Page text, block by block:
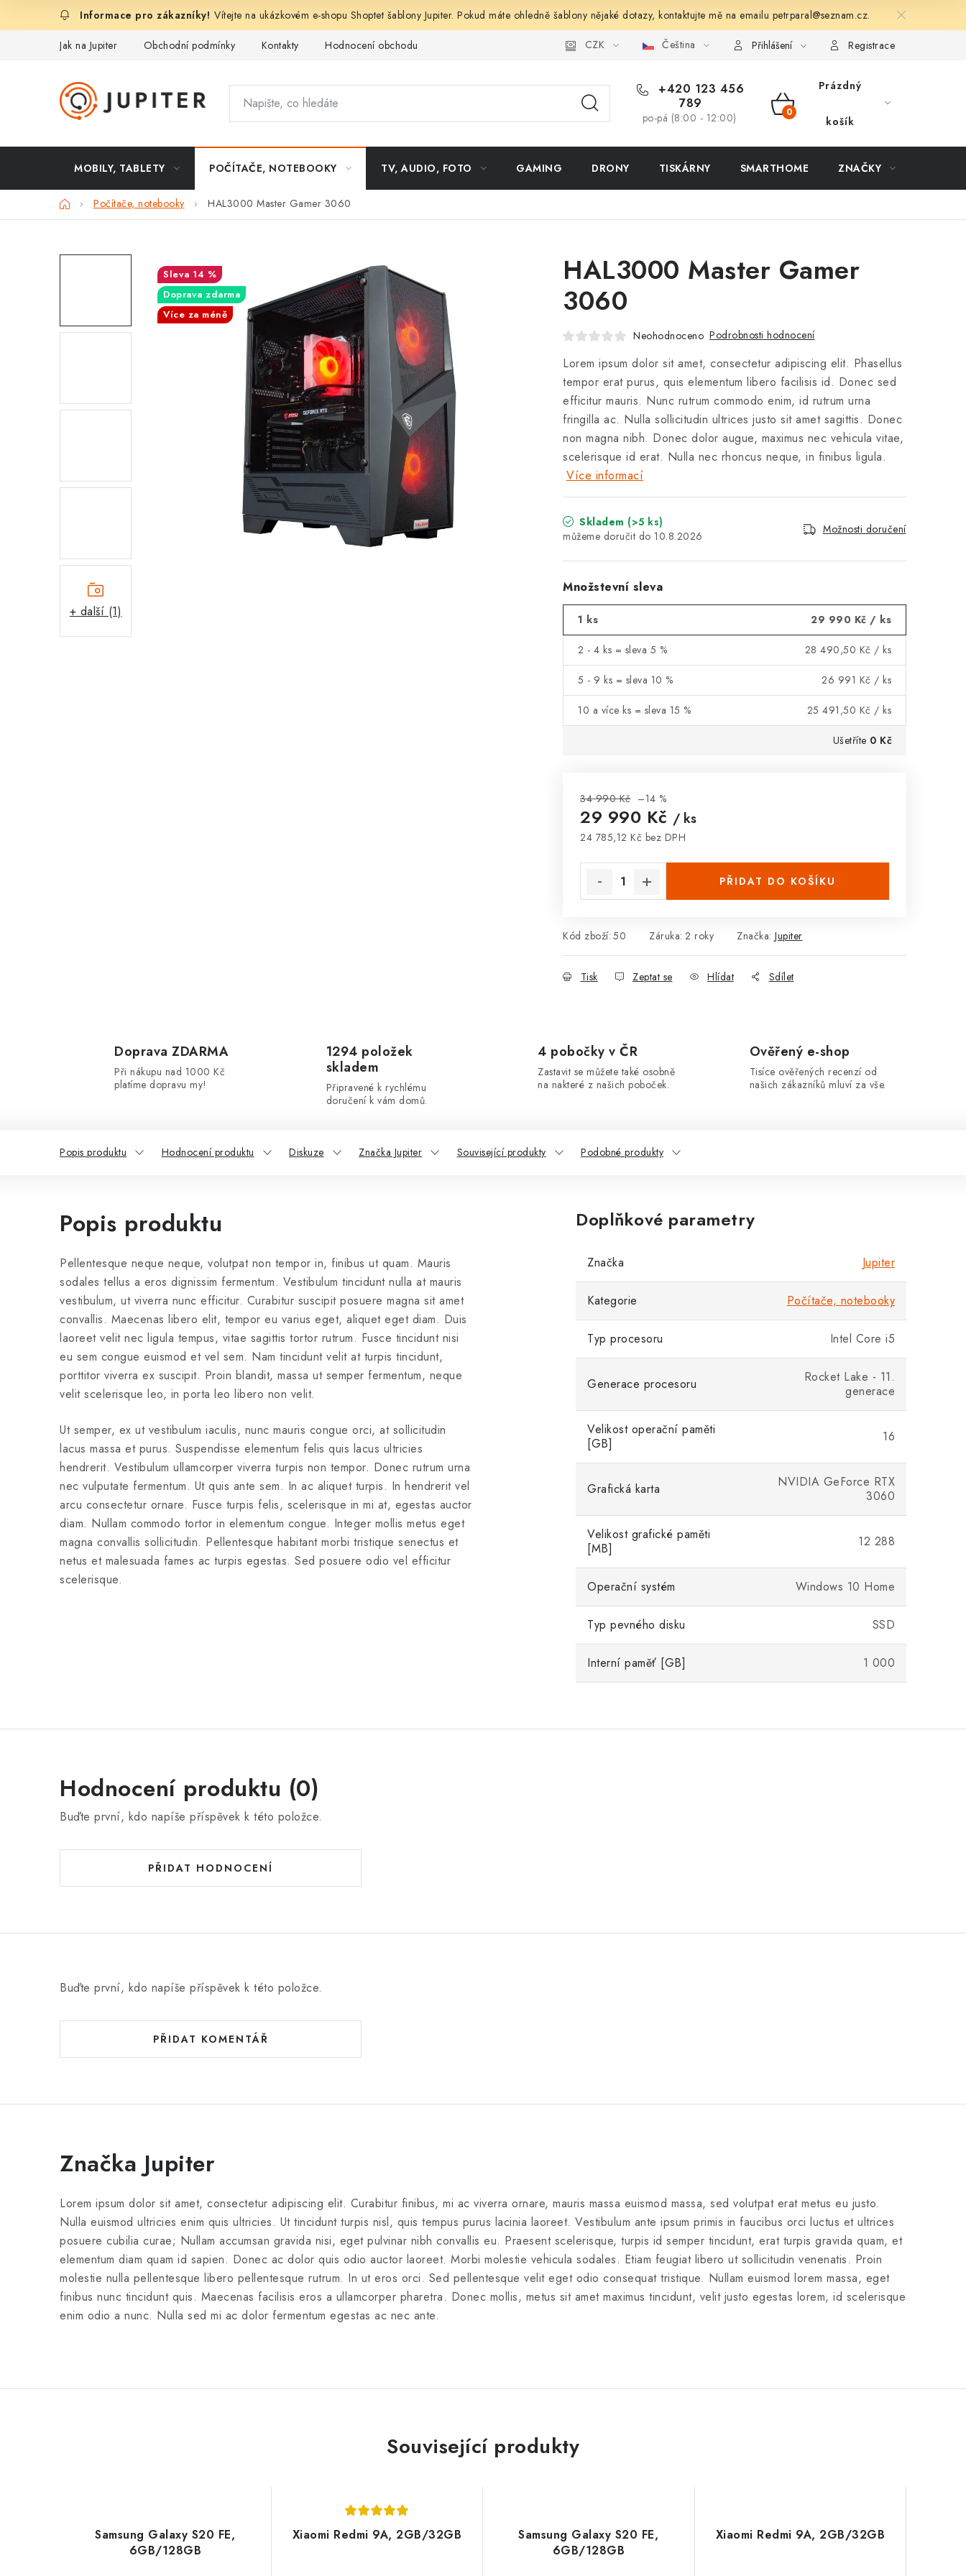
Vítejte na ukázkovém e-shopu Shoptet šablony Jupiter. Pokud máte ohledně šablony nějaké dotazy, kontaktujte mě na emailu petrparal@seznam.cz.
Jak na Jupiter Obchodní podmínky Kontakty Hodnocení obchodu CZK Čeština Přihlášení Registrace
+420 123 456
789
po-pá (8:00 - 12:00)
NÁKUPNÍ
Prázdný
košík
MOBILY, TABLETY POČÍTAČE, NOTEBOOKY TV, AUDIO, FOTO GAMING DRONY TISKÁRNY SMARTHOME ZNAČKY
DomůPočítače, notebooky HAL3000 Master Gamer 3060
+ další (1)
HAL3000 Master Gamer
3060
Neohodnoceno Podrobnosti hodnocení
Lorem ipsum dolor sit amet, consectetur adipiscing elit. Phasellus
tempor erat purus, quis elementum libero facilisis id. Donec sed
efficitur mauris. Nunc rutrum commodo enim, id rutrum urna
fringilla ac. Nulla sollicitudin ultrices justo sit amet sagittis. Donec
non magna nibh. Donec dolor augue, maximus nec vehicula vitae,
scelerisque id erat. Nulla nec rhoncus neque, in finibus ligula.
Více informací
Skladem (>5 ks)
10.8.2026
Možnosti doručení
Množstevní sleva
1 ks 29 990 Kč / ks
2 - 4 ks = sleva 5 % 28 490,50 Kč / ks
5 - 9 ks = sleva 10 % 26 991 Kč / ks
10 a více ks = sleva 15 % 25 491,50 Kč / ks
Ušetříte 0 Kč
34 990 Kč –14 %
29 990 Kč / ks
24 785,12 Kč bez DPH
PŘIDAT DO KOŠÍKU
Kód zboží: 50 Záruka: 2 roky Značka: Jupiter
Tisk Zeptat se Hlídat Sdílet
14 %
Doprava zdarma
Více za méně
Doprava ZDARMA
Při nákupu nad 1000 Kč
platíme dopravu my!
1294 položek
skladem
Připravené k rychlému
doručení k vám domů.
4 pobočky v ČR
Zastavit se můžete také osobně
na nakteré z našich poboček.
Ověřený e-shop
Tisíce ověřených recenzí od
našich zákazníků mluví za vše.
Popis produktu Hodnocení produktu Diskuze Značka Jupiter Související produkty Podobné produkty
Popis produktu
Pellentesque neque neque, volutpat non tempor in, finibus ut quam. Mauris
sodales tellus a eros dignissim fermentum. Vestibulum tincidunt nulla at mauris
vestibulum, ut viverra nunc efficitur. Curabitur suscipit posuere magna sit amet
convallis. Maecenas libero elit, tempor eu varius eget, aliquet eget diam. Duis
laoreet velit nec ligula tempus, vitae sagittis tortor rutrum. Fusce tincidunt nisi
eu sem congue euismod et vel sem. Nam tincidunt velit at turpis tincidunt,
porttitor viverra ex suscipit. Proin blandit, massa ut semper fermentum, neque
velit scelerisque leo, in porta leo libero non velit.
Ut semper, ex ut vestibulum iaculis, nunc mauris congue orci, at sollicitudin
lacus massa et purus. Suspendisse elementum felis quis lacus ultricies
hendrerit. Vestibulum ullamcorper viverra turpis non tempor. Donec rutrum urna
nec vulputate fermentum. Ut quis ante sem. In ac aliquet turpis. In hendrerit vel
arcu consectetur ornare. Fusce turpis felis, scelerisque in mi at, egestas auctor
diam. Nullam commodo tortor in elementum congue. Integer mollis metus eget
magna convallis sollicitudin. Pellentesque habitant morbi tristique senectus et
netus et malesuada fames ac turpis egestas. Sed posuere odio vel efficitur
scelerisque.
Doplňkové parametry
Značka Jupiter
Kategorie Počítače, notebooky
Typ procesoru Intel Core i5
Generace procesoru
Rocket Lake - 11.
generace
Velikost operační paměti
[GB]
16
Grafická karta
NVIDIA GeForce RTX
3060
Velikost grafické paměti
[MB]
12 288
Operační systém Windows 10 Home
Typ pevného disku SSD
Interní paměť [GB] 1 000
Hodnocení produktu (0)
Buďte první, kdo napíše příspěvek k této položce.
PŘIDAT HODNOCENÍ
Buďte první, kdo napíše příspěvek k této položce.
PŘIDAT KOMENTÁŘ
Značka Jupiter
Lorem ipsum dolor sit amet, consectetur adipiscing elit. Curabitur finibus, mi ac viverra ornare, mauris massa euismod massa, sed volutpat erat metus eu justo.
Nulla euismod ultricies enim quis ultricies. Ut tincidunt turpis nisl, quis tempus purus lacinia laoreet. Vestibulum ante ipsum primis in faucibus orci luctus et ultrices
posuere cubilia curae; Nullam accumsan gravida nisi, eget pulvinar nibh convallis eu. Praesent scelerisque, turpis id semper tincidunt, erat turpis gravida quam, et
elementum diam quam id sapien. Donec ac dolor quis odio auctor laoreet. Morbi molestie vehicula sodales. Etiam feugiat libero ut sollicitudin venenatis. Proin
molestie nulla pellentesque libero pellentesque rutrum. In ut eros orci. Sed pellentesque velit eget odio consequat tristique. Nullam euismod lorem massa, eget
finibus nunc tincidunt quis. Maecenas facilisis eros a ullamcorper pharetra. Donec mollis, metus sit amet maximus tincidunt, velit justo egestas lorem, id scelerisque
enim odio a nunc. Nulla sed mi ac dolor fermentum egestas ac nec ante.
Související produkty
Samsung Galaxy S20 FE,
6GB/128GB
Xiaomi Redmi 9A, 2GB/32GB
Samsung Galaxy S20 FE,
6GB/128GB
Xiaomi Redmi 9A, 2GB/32GB